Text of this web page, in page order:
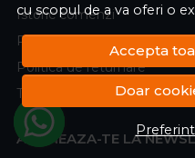
cu scopul de a va oferi o
Accepta
Doar
Istoric comenzi
Produse favorite
Politica de returnare
Transport si retururi
ABONEAZA-TE LA